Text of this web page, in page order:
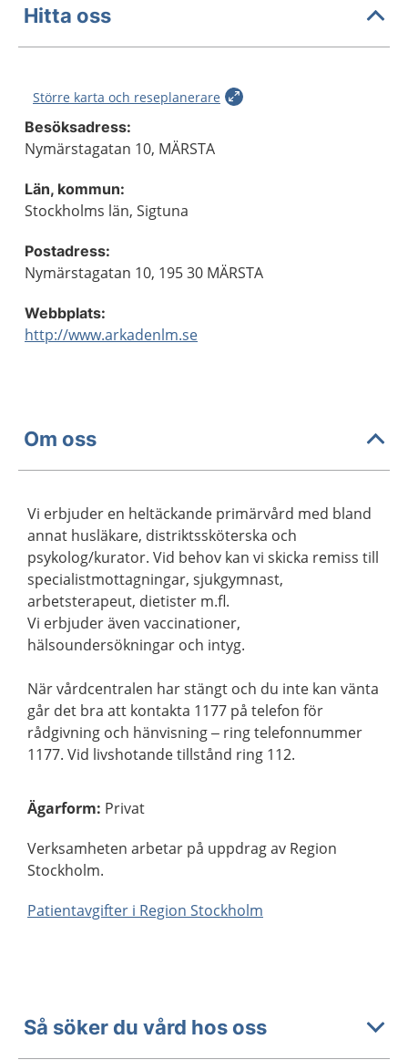
Hitta oss
Större karta och reseplanerare
Besöksadress:
Nymärstagatan 10, MÄRSTA
Län, kommun:
Stockholms län, Sigtuna
Postadress:
Nymärstagatan 10, 195 30 MÄRSTA
Webbplats:
http://www.arkadenlm.se
Om oss
Vi erbjuder en heltäckande primärvård med bland
annat husläkare, distriktssköterska och
psykolog/kurator. Vid behov kan vi skicka remiss till
specialistmottagningar, sjukgymnast,
arbetsterapeut, dietister m.fl.
Vi erbjuder även vaccinationer,
hälsoundersökningar och intyg.
När vårdcentralen har stängt och du inte kan vänta
går det bra att kontakta 1177 på telefon för
rådgivning och hänvisning – ring telefonnummer
1177. Vid livshotande tillstånd ring 112.
Ägarform: Privat
Verksamheten arbetar på uppdrag av Region
Stockholm.
Patientavgifter i Region Stockholm
Så söker du vård hos oss